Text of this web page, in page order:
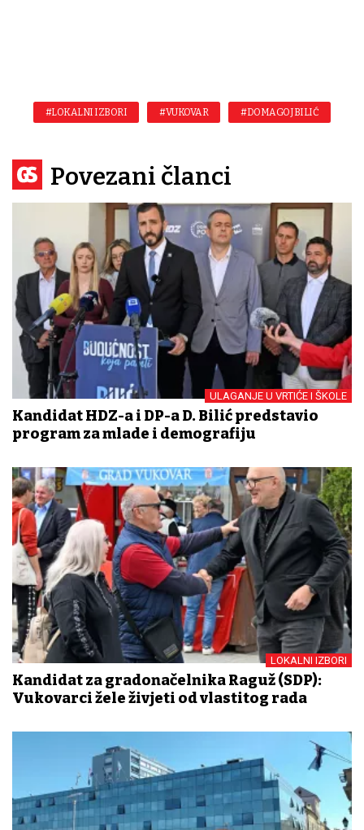
#LOKALNI IZBORI #VUKOVAR #DOMAGOJ BILIĆ
Povezani članci
ULAGANJE U VRTIĆE I ŠKOLE
Kandidat HDZ-a i DP-a D. Bilić predstavio
program za mlade i demografiju
LOKALNI IZBORI
Kandidat za gradonačelnika Raguž (SDP):
Vukovarci žele živjeti od vlastitog rada